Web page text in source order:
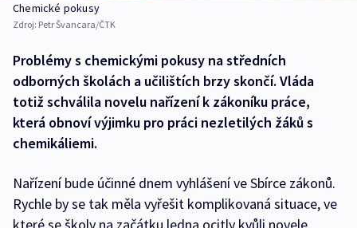
Chemické pokusy
Zdroj: Petr Švancara/ČTK
Problémy s chemickými pokusy na středních
odborných školách a učilištích brzy skončí. Vláda
totiž schválila novelu nařízení k zákoníku práce,
která obnoví výjimku pro práci nezletilých žáků s
chemikáliemi.
Nařízení bude účinné dnem vyhlášení ve Sbírce zákonů.
Rychle by se tak měla vyřešit komplikovaná situace, ve